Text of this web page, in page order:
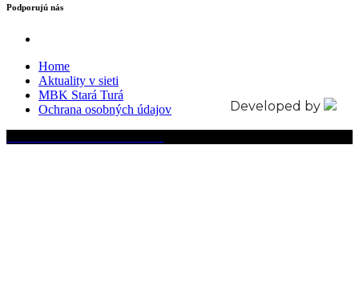
Podporujú nás
Home
Aktuality v sieti
MBK Stará Turá
Ochrana osobných údajov
Developed by